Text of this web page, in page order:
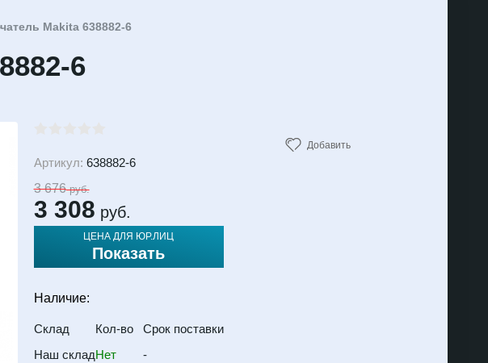
Makita 638882-6
6
Артикул: 638882-6
3 676руб.
3 308 руб.
ЦЕНА ДЛЯ ЮР.ЛИЦ
Показать
Наличие:
Склад Кол-во
Срок поставки
Наш складНет
-
Добавить